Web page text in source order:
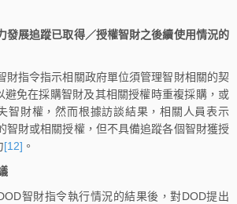
發展追蹤已取得／授權智財之後續使用情況的
指令指示相關政府單位須管理智財相關的契
避免在採購智財及其相關授權時重複採購，或
智財權，然而根據訪談結果，相關人員表示
智財或相關授權，但不具備追蹤各個智財獲授
[12] 。
智財指令執行情況的結果後，對DOD提出